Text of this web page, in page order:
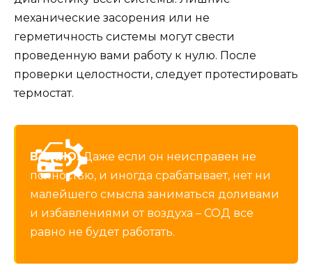
механические засорения или не
герметичность системы могут свести
проведенную вами работу к нулю. После
проверки целостности, следует протестировать
термостат.
ВАЖНО!Даже если он неисправен не
полностью, и иногда срабатывает, нет ни
малейшего смысла заниматься доливами
и избавлениями от воздуха – СОД все
равно не будет работать.